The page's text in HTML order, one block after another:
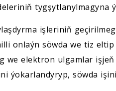
tygşytlanylmagyna
işleriniň
onlaýn söwda we tiz
we elektron ulgamlar
ýokarlandyryp, söwda